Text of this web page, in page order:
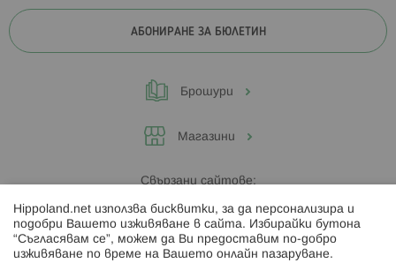
АБОНИРАНЕ ЗА БЮЛЕТИН
Брошури
Магазини
Свързани сайтове:
Hippoland.ro
Последвайте ни:
Hippoland.net използва бисквитки, за да персонализира и
подобри Вашето изживяване в сайта. Избирайки бутона
“Съгласявам се”, можем да Ви предоставим по-добро
изживяване по време на Вашето онлайн пазаруване.